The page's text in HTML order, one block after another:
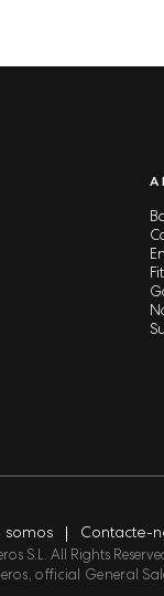
A
somos Contacte-
S.L. All Rights
official General